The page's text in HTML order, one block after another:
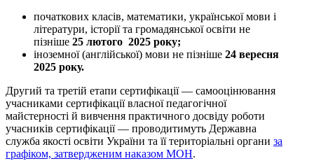
початкових класів, математики, української мови і
літератури, історії та громадянської освіти не
пізніше 25 лютого 2025 року;
іноземної (англійської) мови не пізніше 24 вересня
2025 року.
Другий та третій етапи сертифікації — самооцінювання
учасниками сертифікації власної педагогічної
майстерності й вивчення практичного досвіду роботи
учасників сертифікації — проводитимуть Державна
служба якості освіти України та її територіальні органи за
графіком, затвердженим наказом МОН.